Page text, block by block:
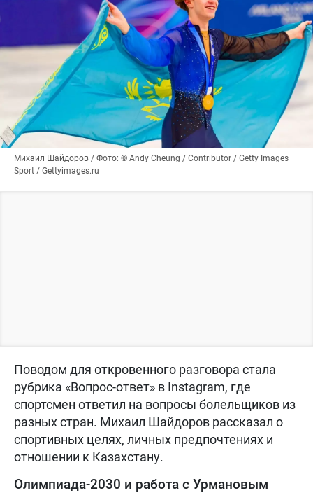
Михаил Шайдоров / Фото: © Andy Cheung / Contributor / Getty Images
Sport / Gettyimages.ru
Поводом для откровенного разговора стала
рубрика «Вопрос-ответ» в Instagram, где
спортсмен ответил на вопросы болельщиков из
разных стран. Михаил Шайдоров рассказал о
спортивных целях, личных предпочтениях и
отношении к Казахстану.
Олимпиада-2030 и работа с Урмановым